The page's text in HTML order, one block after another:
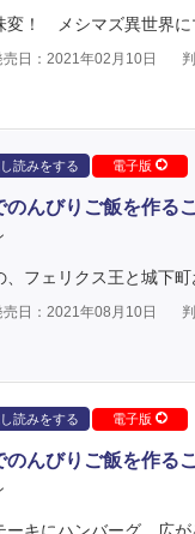
変！ メシマズ異世界に
売日：2021年02月10日
読みをする 電子版
んびりご飯を作る
フェリクス王と城下町
売日：2021年08月10日
読みをする 電子版
んびりご飯を作る
キにハンバーグ、広が